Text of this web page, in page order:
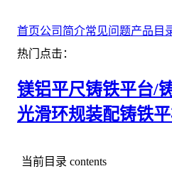
首页公司简介常见问题产品目
热门点击：
镁铝平尺铸铁平台/
光滑环规装配铸铁
当前目录 contents